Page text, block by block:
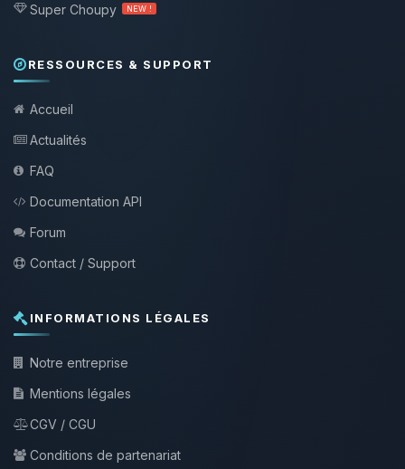
Super Choupy NEW !
RESSOURCES & SUPPORT
Accueil
Actualités
FAQ
Documentation API
Forum
Contact / Support
INFORMATIONS LÉGALES
Notre entreprise
Mentions légales
CGV / CGU
Conditions de partenariat